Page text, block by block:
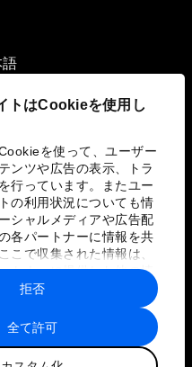
トはCookieを使用し
を使って、ユーザー
ンツや広告の表示、トラ
行っています。またユー
の利用状況についても情
シャルメディアや広告配
各パートナーに情報を共
こで収集された情報は、
トナーに提供した他の情
のサービスを使用した際
と組み合わされ、各パー
用されることがありま
全て許可
拒否
語